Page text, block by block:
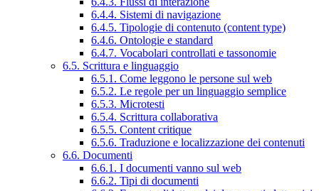
6.4.4. Sistemi di navigazione
6.4.5. Tipologie di contenuto (content type)
6.4.6. Ontologie e standard
6.4.7. Vocabolari controllati e tassonomie
6.5. Scrittura e linguaggio
6.5.1. Come leggono le persone sul web
6.5.2. Le regole per un linguaggio semplice
6.5.3. Microtesti
6.5.4. Scrittura collaborativa
6.5.5. Content critique
6.5.6. Traduzione e localizzazione dei contenuti
6.6. Documenti
6.6.1. I documenti vanno sul web
6.6.2. Tipi di documenti